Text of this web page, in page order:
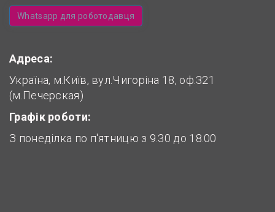
Whatsapp для роботодавця
Адреса:
Україна, м.Київ, вул.Чигоріна 18, оф.321
(м.Печерская)
Графік роботи:
З понеділка по п'ятницю з 9.30 до 18.00